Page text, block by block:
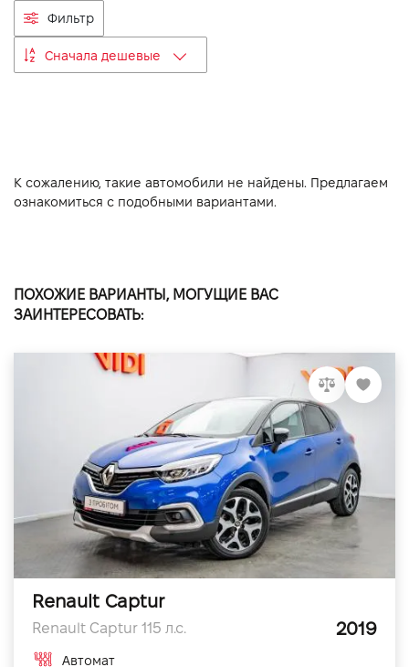
Фильтр
Сначала дешевые
К сожалению, такие автомобили не найдены. Предлагаем
ознакомиться с подобными вариантами.
ПОХОЖИЕ ВАРИАНТЫ, МОГУЩИЕ ВАС
ЗАИНТЕРЕСОВАТЬ:
Renault Captur
Renault Captur 115 л.с. 2019
Автомат
Контакты
Підпишись на наш канал та слідкуй за